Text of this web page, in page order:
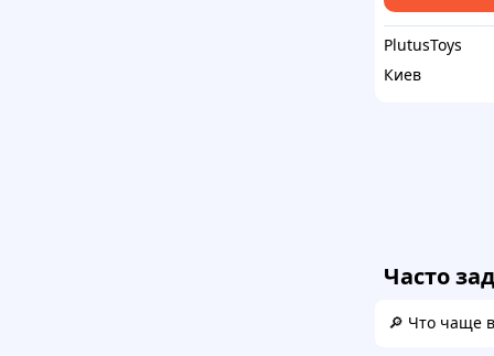
PlutusToys
Киев
Часто
🔎 Что чаще